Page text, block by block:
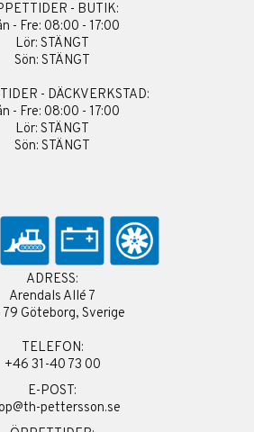
- BUTIK:
- Fre: 08:00 - 17:00
Lör: STÄNGT
Sön: STÄNGT
- DÄCKVERKSTAD:
- Fre: 08:00 - 17:00
Lör: STÄNGT
Sön: STÄNGT
ADRESS:
Arendals Allé 7
79 Göteborg, Sverige
TELEFON:
+46 31-40 73 00
E-POST:
pettersson.se